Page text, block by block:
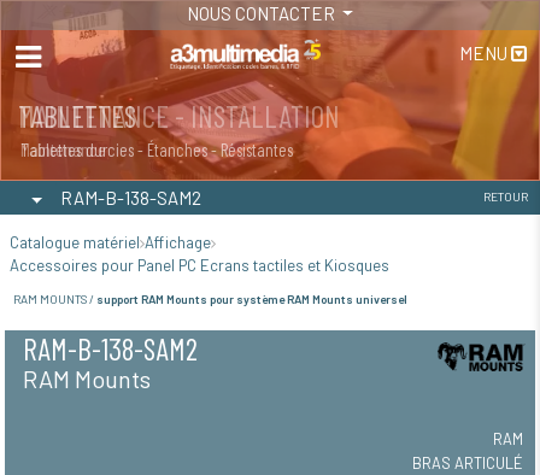
NOUS CONTACTER
MENU
MAINTENANCE - INSTALLATION
Maintenance
TABLETTES
Tablettes durcies - Étanches - Résistantes
RAM-B-138-SAM2 RETOUR
Catalogue matériel Affichage
Accessoires pour Panel PC Ecrans tactiles et Kiosques
RAM MOUNTS / support RAM Mounts pour système RAM Mounts universel
RAM-B-138-SAM2
RAM Mounts
RAM
BRAS ARTICULÉ